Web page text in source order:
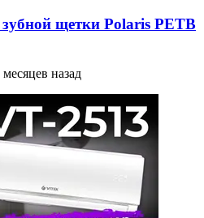
щетки Polaris PETB
месяцев назад